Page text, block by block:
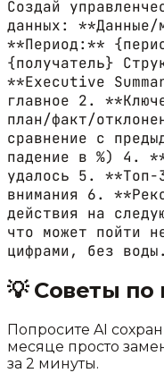
Создай
данных:
**Период:**
{получатель}
**Executive
главное 2.
план/факт/
сравнение с
падение в %) 4.
удалось 5. **Топ-
внимания 6.
действия на
что может пойти
цифрами, без воды.
💡Советы по
Попросите AI
месяце просто
за 2 минуты.